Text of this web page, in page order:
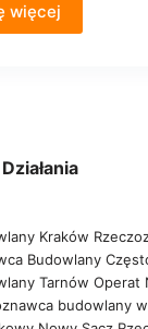
więcej
Kraków
Budowlany
Tarnów Operat
budowlany